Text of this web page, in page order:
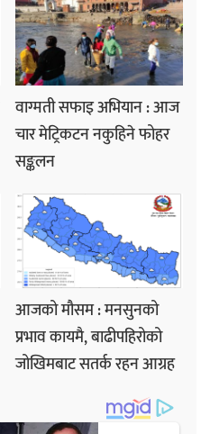
वाग्मती सफाइ अभियान : आज
चार मेट्रिकटन नकुहिने फोहर
सङ्कलन
आजको मौसम : मनसुनको
प्रभाव कायमै, बाढीपहिरोको
जोखिमबाट सतर्क रहन आग्रह